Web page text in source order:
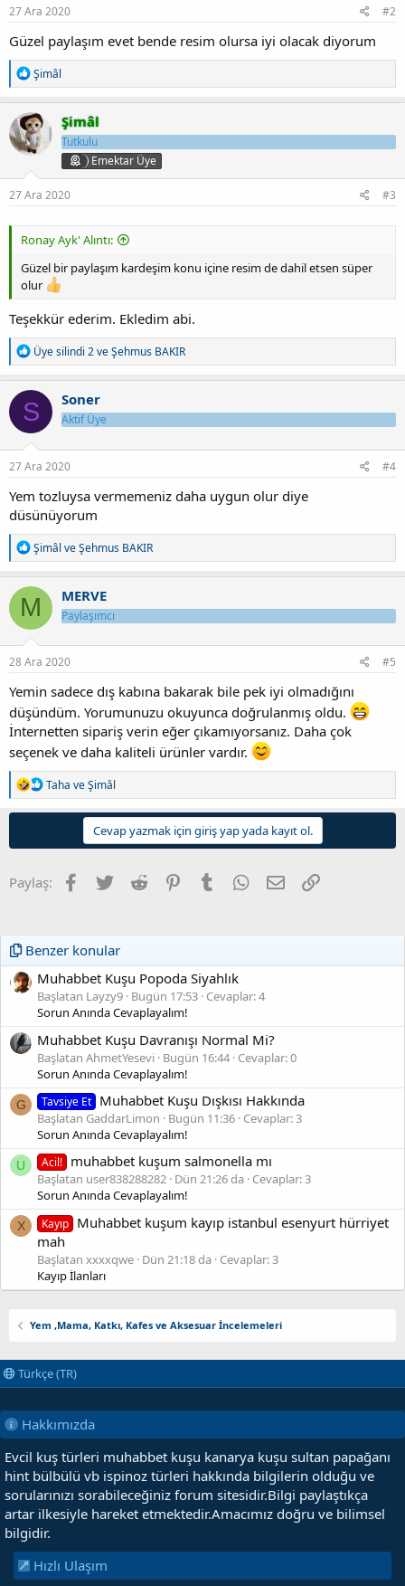
27 Ara 2020 #2
Güzel paylaşım evet bende resim olursa iyi olacak diyorum
T
e
p
k
i
l
e
r
Şimâl
Şimâl
Tutkulu
Emektar Üye
27 Ara 2020 #3
Ronay Ayk' Alıntı:
Güzel bir paylaşım kardeşim konu içine resim de dahil etsen süper
olur
Teşekkür ederim. Ekledim abi.
T
e
p
k
i
l
e
r
:
Üye silindi 2veŞehmus BAKIR
S Soner
Aktif Üye
27 Ara 2020 #4
Yem tozluysa vermemeniz daha uygun olur diye
düsünüyorum
T
e
p
k
i
l
e
r
:
Şimâl veŞehmus BAKIR
M MERVE
Paylaşımcı
28 Ara 2020 #5
Yemin sadece dış kabına bakarak bile pek iyi olmadığını
düşündüm. Yorumunuzu okuyunca doğrulanmış oldu.
İnternetten sipariş verin eğer çıkamıyorsanız. Daha çok
seçenek ve daha kaliteli ürünler vardır.
T
e
p
r
Taha veŞimâl
Cevap yazmak için giriş yap yada kayıt ol.
Paylaş: Facebook
TwitterReddit PinterestTumblrWhatsApp
E-postaLink
Benzer konular
Muhabbet Kuşu Popoda Siyahlık
Başlatan Layzy9 Bugün 17:53 Cevaplar: 4
Sorun Anında Cevaplayalım!
Muhabbet Kuşu Davranışı Normal Mi?
Başlatan AhmetYesevi Bugün 16:44 Cevaplar: 0
Sorun Anında Cevaplayalım!
G Tavsiye Et Muhabbet Kuşu Dışkısı Hakkında
Başlatan GaddarLimon Bugün 11:36 Cevaplar: 3
Sorun Anında Cevaplayalım!
U Acil! muhabbet kuşum salmonella mı
Başlatan user838288282 Dün 21:26 da Cevaplar: 3
Sorun Anında Cevaplayalım!
X Kayıp Muhabbet kuşum kayıp istanbul esenyurt hürriyet
mah
Başlatan xxxxqwe Dün 21:18 da Cevaplar: 3
Kayıp İlanları
Yem ,Mama, Katkı, Kafes ve Aksesuar İncelemeleri
Türkçe (TR)
Hakkımızda
Evcil kuş türleri muhabbet kuşu kanarya kuşu sultan papağanı
hint bülbülü vb ispinoz türleri hakkında bilgilerin olduğu ve
sorularınızı sorabileceğiniz forum sitesidir.Bilgi paylaştıkça
artar ilkesiyle hareket etmektedir.Amacımız doğru ve bilimsel
bilgidir.
Hızlı Ulaşım